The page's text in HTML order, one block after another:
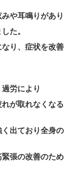
や耳鳴りがあり
た。
り、症状を改善
労により
が取れなくなる
出ており全身の
張の改善のため